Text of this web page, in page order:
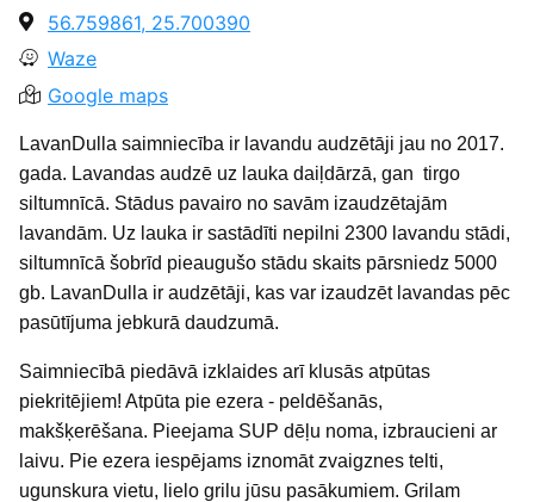
56.759861, 25.700390
Waze
Google maps
LavanDulla saimniecība ir lavandu audzētāji jau no 2017.
gada. Lavandas audzē uz lauka daiļdārzā, gan tirgo
siltumnīcā. Stādus pavairo no savām izaudzētajām
lavandām. Uz lauka ir sastādīti nepilni 2300 lavandu stādi,
siltumnīcā šobrīd pieaugušo stādu skaits pārsniedz 5000
gb. LavanDulla ir audzētāji, kas var izaudzēt lavandas pēc
pasūtījuma jebkurā daudzumā.
Saimniecībā piedāvā izklaides arī klusās atpūtas
piekritējiem! Atpūta pie ezera - peldēšanās,
makšķerēšana. Pieejama SUP dēļu noma, izbraucieni ar
laivu. Pie ezera iespējams iznomāt zvaigznes telti,
ugunskura vietu, lielo grilu jūsu pasākumiem. Grilam